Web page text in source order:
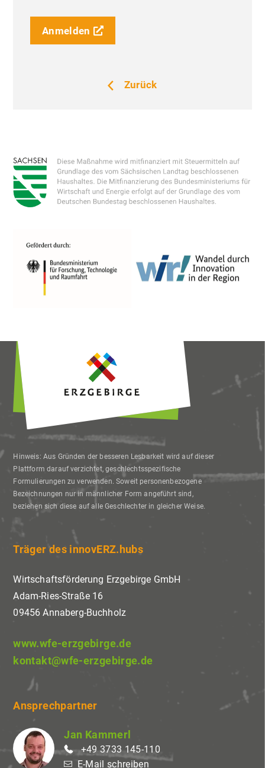
Anmelden
Zurück
Hinweis: Aus Gründen der besseren Lesbarkeit wird auf dieser
Plattform darauf verzichtet, geschlechtsspezifische
Formulierungen zu verwenden. Soweit personenbezogene
Bezeichnungen nur in männlicher Form angeführt sind,
beziehen sich diese auf alle Geschlechter in gleicher Weise.
Träger des innovERZ.hubs
Wirtschaftsförderung Erzgebirge GmbH
Adam-Ries-Straße 16
09456 Annaberg-Buchholz
www.wfe-erzgebirge.de
kontakt@wfe-erzgebirge.de
Ansprechpartner
Jan Kammerl
+49 3733 145-110
E-Mail schreiben
Zukunft widerrufen oder ändern.